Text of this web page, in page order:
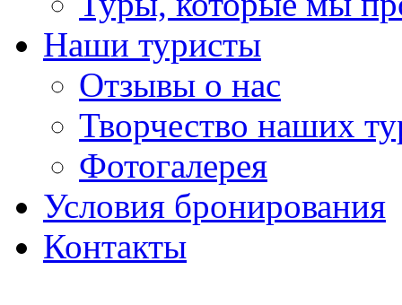
Наши туристы
Отзывы о нас
Творчество наших
Фотогалерея
Условия бронирования
Контакты